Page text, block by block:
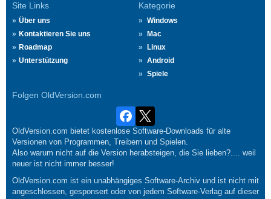
Site Links
Über uns
Kontaktieren Sie uns
Roadmap
Unterstützung
Kategorie
Windows
Mac
Linux
Android
Spiele
Folgen OldVersion.com
OldVersion.com bietet kostenlose Software-Downloads für alte
Versionen von Programmen, Treibern und Spielen.
Also warum nicht auf die Version herabsteigen, die Sie lieben?.... weil
neuer ist nicht immer besser!
OldVersion.com ist ein unabhängiges Software-Archiv und ist nicht mit
angeschlossen, gesponsert oder von jedem Software-Verlag auf dieser